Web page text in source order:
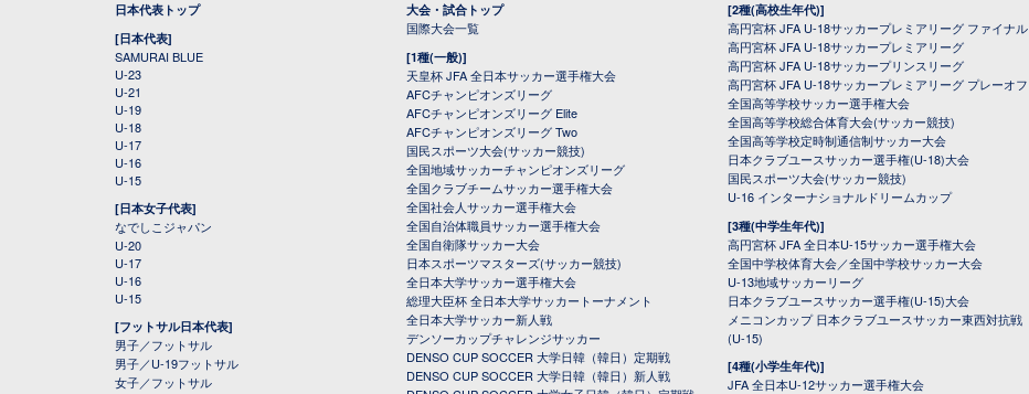
日本代表トップ
[日本代表]
SAMURAI BLUE
U-23
U-21
U-19
U-18
U-17
U-16
U-15
[日本女子代表]
なでしこジャパン
U-20
U-17
U-16
U-15
[フットサル日本代表]
男子／フットサル
男子／U-19フットサル
女子／フットサル
大会・試合トップ
国際大会一覧
[1種(一般)]
天皇杯 JFA 全日本サッカー選手権大会
AFCチャンピオンズリーグ
AFCチャンピオンズリーグ Elite
AFCチャンピオンズリーグ Two
国民スポーツ大会(サッカー競技)
全国地域サッカーチャンピオンズリーグ
全国クラブチームサッカー選手権大会
全国社会人サッカー選手権大会
全国自治体職員サッカー選手権大会
全国自衛隊サッカー大会
日本スポーツマスターズ(サッカー競技)
全日本大学サッカー選手権大会
総理大臣杯 全日本大学サッカートーナメント
全日本大学サッカー新人戦
デンソーカップチャレンジサッカー
DENSO CUP SOCCER 大学日韓（韓日）定期戦
DENSO CUP SOCCER 大学日韓（韓日）新人戦
[2種(高校生年代)]
高円宮杯 JFA U-18サッカープレミアリーグ ファイナル
高円宮杯 JFA U-18サッカープレミアリーグ
高円宮杯 JFA U-18サッカープリンスリーグ
高円宮杯 JFA U-18サッカープレミアリーグ プレーオフ
全国高等学校サッカー選手権大会
全国高等学校総合体育大会(サッカー競技)
全国高等学校定時制通信制サッカー大会
日本クラブユースサッカー選手権(U-18)大会
国民スポーツ大会(サッカー競技)
U-16 インターナショナルドリームカップ
[3種(中学生年代)]
高円宮杯 JFA 全日本U-15サッカー選手権大会
全国中学校体育大会／全国中学校サッカー大会
U-13地域サッカーリーグ
日本クラブユースサッカー選手権(U-15)大会
メニコンカップ 日本クラブユースサッカー東西対抗戦
(U-15)
[4種(小学生年代)]
JFA 全日本U-12サッカー選手権大会